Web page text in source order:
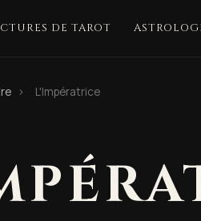
DE TAROT
› L'Impératrice